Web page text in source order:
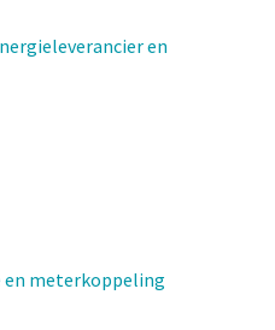
en
meterkoppeling